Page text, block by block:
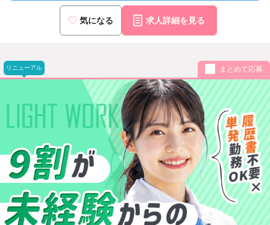
気になる 求人詳細を見る
リニューアル まとめて応募